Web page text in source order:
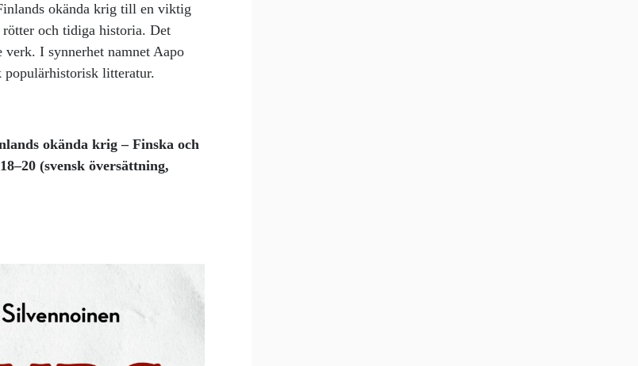
okända krig till en viktig
och tidiga historia. Det
I synnerhet namnet Aapo
litteratur.
okända krig – Finska och
(svensk översättning,